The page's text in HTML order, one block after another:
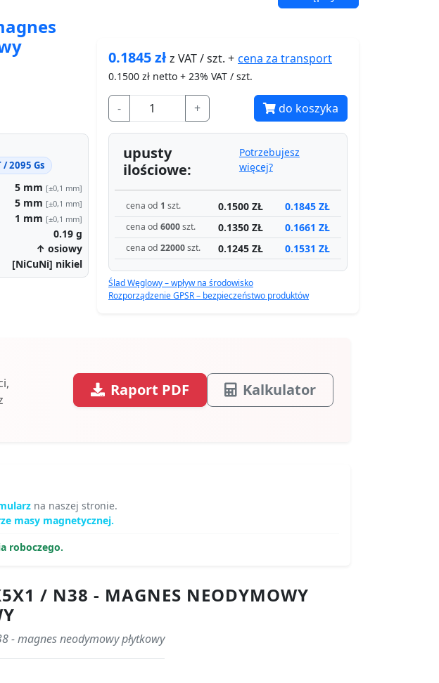
2095 Gs
5 mm [±0,1 mm]
5 mm [±0,1 mm]
1 mm [±0,1 mm]
0.19 g
↑ osiowy
[NiCuNi] nikiel
0.1845złz VAT / szt. + cena za transport
0.1500 zł netto + 23% VAT / szt.
- + do koszyka
upusty
ilościowe:
Potrzebujesz
więcej?
cena od 1 szt. 0.1500 ZŁ 0.1845 ZŁ
cena od 6000szt. 0.1350 ZŁ 0.1661 ZŁ
cena od 22000szt. 0.1245 ZŁ 0.1531 ZŁ
Ślad Węglowy – wpływ na środowisko
Rozporządzenie GPSR – bezpieczeństwo produktów
Raport PDF Kalkulator
na naszej stronie.
masy magnetycznej.
roboczego.
/ N38 - MAGNES NEODYMOWY
- magnes neodymowy płytkowy